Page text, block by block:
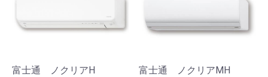
富士通 ノクリアH
富士通 ノクリアMH